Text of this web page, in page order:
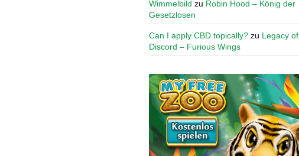
Wimmelbild zu Robin Hood – König der
Gesetzlosen
Can I apply CBD topically? zu Legacy of
Discord – Furious Wings